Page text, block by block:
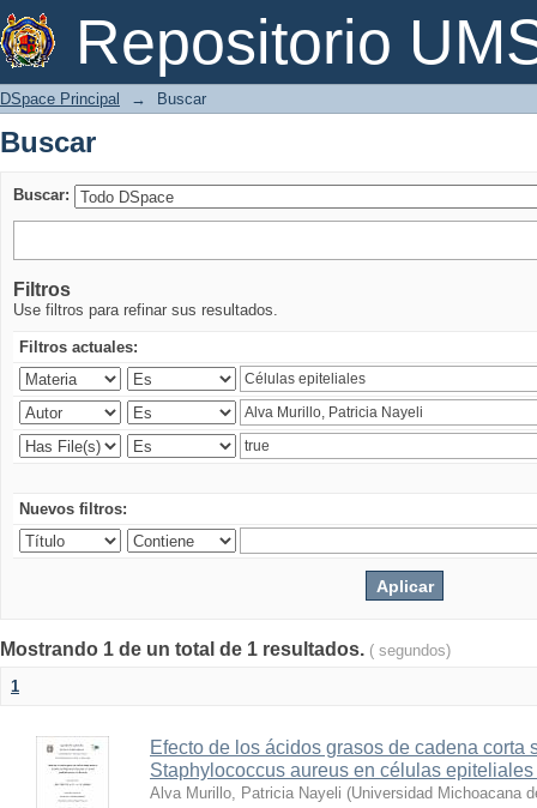
Repositorio
Buscar
DSpace Principal → Buscar
Buscar
Buscar:
Filtros
Use filtros para refinar sus resultados.
Filtros actuales:
Nuevos filtros:
Mostrando 1 de un total de 1 resultados. ( segundos)
1
Efecto de los ácidos grasos de cadena corta
Staphylococcus aureus en células
Alva Murillo, Patricia Nayeli (Universidad Michoacana